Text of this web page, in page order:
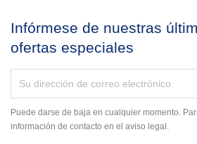
Infórmese de nuestras
ofertas especiales
Puede darse de baja en cualquier momento.
información de contacto en el aviso legal.